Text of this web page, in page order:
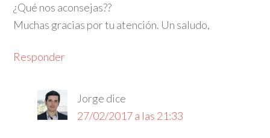
¿Qué nos aconsejas??
Muchas gracias por tu atención. Un saludo,
Responder
Jorge dice
27/02/2017 a las 21:33